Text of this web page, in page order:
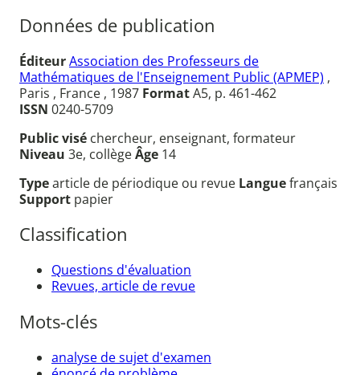
Données de publication
ÉditeurAssociation des Professeurs de
Mathématiques de l'Enseignement Public (APMEP) ,
Paris , France , 1987 FormatA5, p. 461-462
ISSN 0240-5709
Public visé chercheur, enseignant, formateur
Niveau 3e, collègeÂge 14
Typearticle de périodique ou revue Languefrançais
Support papier
Classification
Questions d'évaluation
Revues, article de revue
Mots-clés
analyse de sujet d'examen